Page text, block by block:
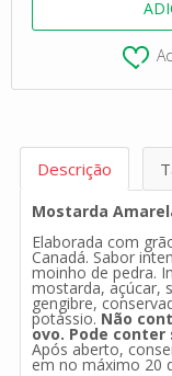
Descrição
Mostarda
Elaborada com
Canadá. Sabor
moinho de pedra.
mostarda, açúcar,
gengibre,
potássio. Não
ovo. Pode conter
Após aberto,
em no máximo 20